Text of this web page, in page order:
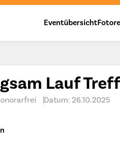
Eventübersicht
Lauf Treff
Datum: 26.10.2025